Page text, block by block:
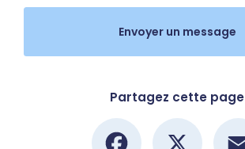
Envoyer un message
Partagez cette page
Facebook